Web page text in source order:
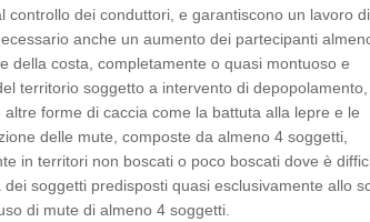
dei conduttori, e garantiscono un lavoro di
anche un aumento dei partecipanti
della costa, completamente o quasi montuoso e
territorio soggetto a intervento di depopolamento,
forme di caccia come la battuta alla lepre e le
delle mute, composte da almeno 4 soggetti,
in territori non boscati o poco boscati dove è
soggetti predisposti quasi esclusivamente allo
di mute di almeno 4 soggetti.